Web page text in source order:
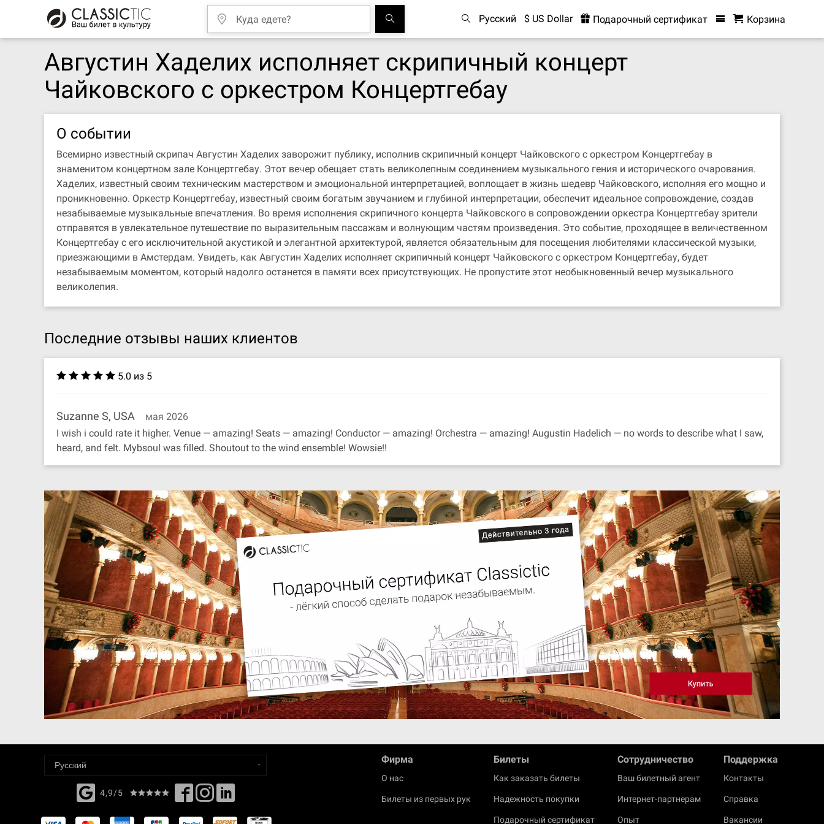
Русский $ US Dollar Подарочный сертификат Корзина
Августин Хаделих исполняет скрипичный концерт
Чайковского с оркестром Концертгебау
О событии
Всемирно известный скрипач Августин Хаделих заворожит публику, исполнив скрипичный концерт Чайковского с оркестром Концертгебау в
знаменитом концертном зале Концертгебау. Этот вечер обещает стать великолепным соединением музыкального гения и исторического очарования.
Хаделих, известный своим техническим мастерством и эмоциональной интерпретацией, воплощает в жизнь шедевр Чайковского, исполняя его мощно и
проникновенно. Оркестр Концертгебау, известный своим богатым звучанием и глубиной интерпретации, обеспечит идеальное сопровождение, создав
незабываемые музыкальные впечатления. Во время исполнения скрипичного концерта Чайковского в сопровождении оркестра Концертгебау зрители
отправятся в увлекательное путешествие по выразительным пассажам и волнующим частям произведения. Это событие, проходящее в величественном
Концертгебау с его исключительной акустикой и элегантной архитектурой, является обязательным для посещения любителями классической музыки,
приезжающими в Амстердам. Увидеть, как Августин Хаделих исполняет скрипичный концерт Чайковского с оркестром Концертгебау, будет
незабываемым моментом, который надолго останется в памяти всех присутствующих. Не пропустите этот необыкновенный вечер музыкального
великолепия.
Последние отзывы наших клиентов
5.0 из 5
Suzanne S, USA
мая 2026
I wish i could rate it higher. Venue — amazing! Seats — amazing! Conductor — amazing! Orchestra — amazing! Augustin Hadelich — no words to describe what I saw,
heard, and felt. Mybsoul was filled. Shoutout to the wind ensemble! Wowsie!!
4,9/5
Фирма
О нас
Билеты из первых рук
Билеты
Как заказать билеты
Надежность покупки
Подарочный сертификат
Cотрудничество
Ваш билетный агент
Интернет-партнерам
Опыт
Поддержка
Контакты
Справка
Вакансии